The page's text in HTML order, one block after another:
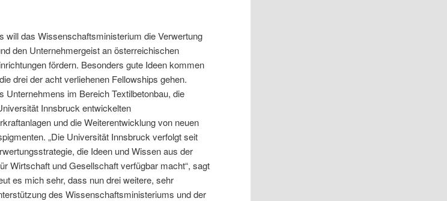
will das Wissenschaftsministerium die Verwertung
den Unternehmergeist an österreichischen
fördern. Besonders gute Ideen kommen
drei der acht verliehenen Fellowships gehen.
Unternehmens im Bereich Textilbetonbau, die
Innsbruck entwickelten
und die Weiterentwicklung von neuen
„Die Universität Innsbruck verfolgt seit
die Ideen und Wissen aus der
Wirtschaft und Gesellschaft verfügbar macht“, sagt
es mich sehr, dass nun drei weitere, sehr
des Wissenschaftsministeriums und der